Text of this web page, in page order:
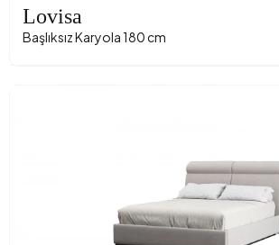
Lovisa
Başlıksız Karyola 180 cm